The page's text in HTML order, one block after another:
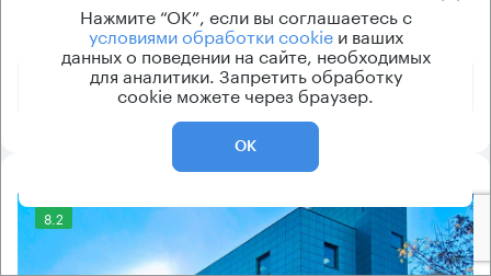
Площадь Арендная плата
1565 м² 1 630 210 ₽
8.2
Нажмите “ОК”, если вы соглашаетесь с
условиями обработки cookieи ваших
данных о поведении на сайте, необходимых
для аналитики. Запретить обработку
cookie можете через браузер.
ОК